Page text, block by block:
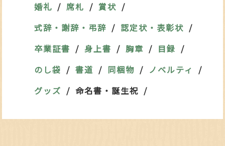
婚礼
席札
賞状
式辞・謝辞・弔辞
認定状・表彰状
卒業証書
身上書 胸章
目録
のし袋
書道 同梱物
ノベルティ
グッズ
命名書・誕生祝